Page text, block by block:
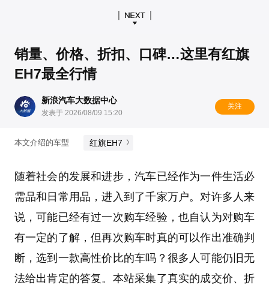
销量、价格、折扣、口碑…这里有红旗
EH7最全行情
新浪汽车大数据中心
发表于 2026/08/09 15:20
关注
本文介绍的车型 红旗EH7
随着社会的发展和进步，汽车已经作为一件生活必
需品和日常用品，进入到了千家万户。对许多人来
说，可能已经有过一次购车经验，也自认为对购车
有一定的了解，但再次购车时真的可以作出准确判
断，选到一款高性价比的车吗？很多人可能仍旧无
法给出肯定的答复。本站采集了真实的成交价、折